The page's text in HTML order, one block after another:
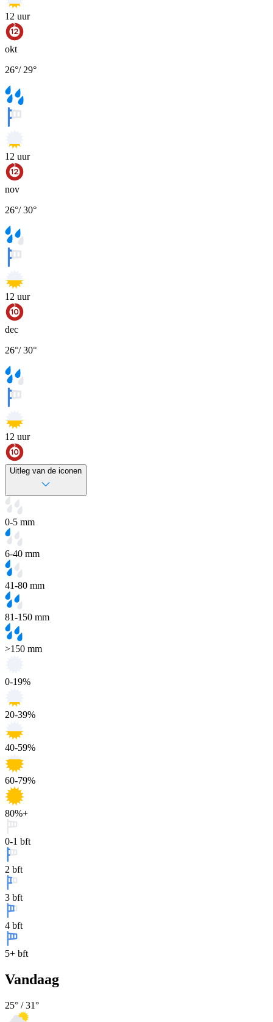
12 uur
okt
26°/ 29°
12 uur
nov
26°/30°
12 uur
dec
26°/30°
12 uur
Uitleg van de iconen
0-5 mm
6-40 mm
41-80 mm
81-150 mm
>150 mm
0-19%
20-39%
40-59%
60-79%
80%+
0-1 bft
2 bft
3 bft
4 bft
5+ bft
Vandaag
25° /31°